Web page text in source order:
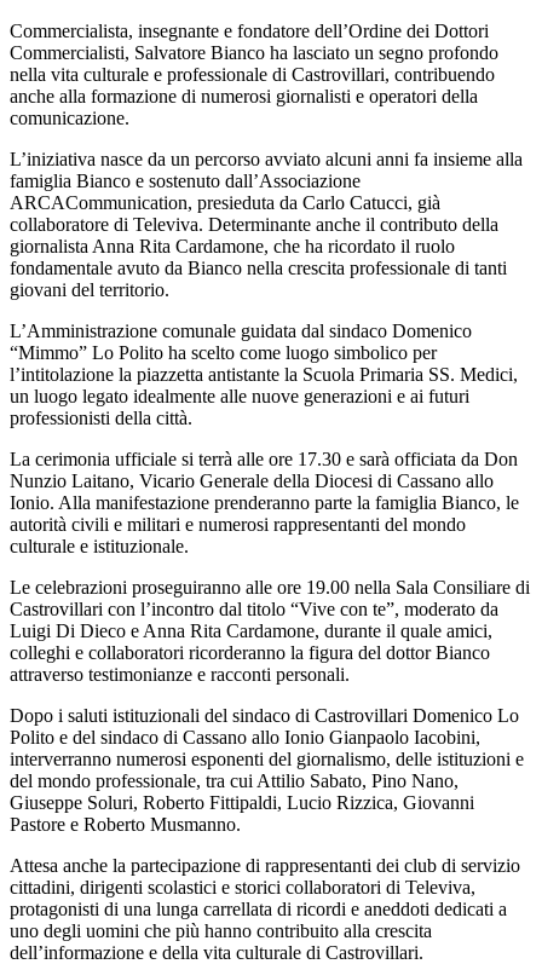
Commercialista, insegnante e fondatore dell’Ordine dei Dottori
Commercialisti, Salvatore Bianco ha lasciato un segno profondo
nella vita culturale e professionale di Castrovillari, contribuendo
anche alla formazione di numerosi giornalisti e operatori della
comunicazione.
L’iniziativa nasce da un percorso avviato alcuni anni fa insieme alla
famiglia Bianco e sostenuto dall’Associazione
ARCACommunication, presieduta da Carlo Catucci, già
collaboratore di Televiva. Determinante anche il contributo della
giornalista Anna Rita Cardamone, che ha ricordato il ruolo
fondamentale avuto da Bianco nella crescita professionale di tanti
giovani del territorio.
L’Amministrazione comunale guidata dal sindaco Domenico
“Mimmo” Lo Polito ha scelto come luogo simbolico per
l’intitolazione la piazzetta antistante la Scuola Primaria SS. Medici,
un luogo legato idealmente alle nuove generazioni e ai futuri
professionisti della città.
La cerimonia ufficiale si terrà alle ore 17.30 e sarà officiata da Don
Nunzio Laitano, Vicario Generale della Diocesi di Cassano allo
Ionio. Alla manifestazione prenderanno parte la famiglia Bianco, le
autorità civili e militari e numerosi rappresentanti del mondo
culturale e istituzionale.
Le celebrazioni proseguiranno alle ore 19.00 nella Sala Consiliare di
Castrovillari con l’incontro dal titolo “Vive con te”, moderato da
Luigi Di Dieco e Anna Rita Cardamone, durante il quale amici,
colleghi e collaboratori ricorderanno la figura del dottor Bianco
attraverso testimonianze e racconti personali.
Dopo i saluti istituzionali del sindaco di Castrovillari Domenico Lo
Polito e del sindaco di Cassano allo Ionio Gianpaolo Iacobini,
interverranno numerosi esponenti del giornalismo, delle istituzioni e
del mondo professionale, tra cui Attilio Sabato, Pino Nano,
Giuseppe Soluri, Roberto Fittipaldi, Lucio Rizzica, Giovanni
Pastore e Roberto Musmanno.
Attesa anche la partecipazione di rappresentanti dei club di servizio
cittadini, dirigenti scolastici e storici collaboratori di Televiva,
protagonisti di una lunga carrellata di ricordi e aneddoti dedicati a
uno degli uomini che più hanno contribuito alla crescita
dell’informazione e della vita culturale di Castrovillari.